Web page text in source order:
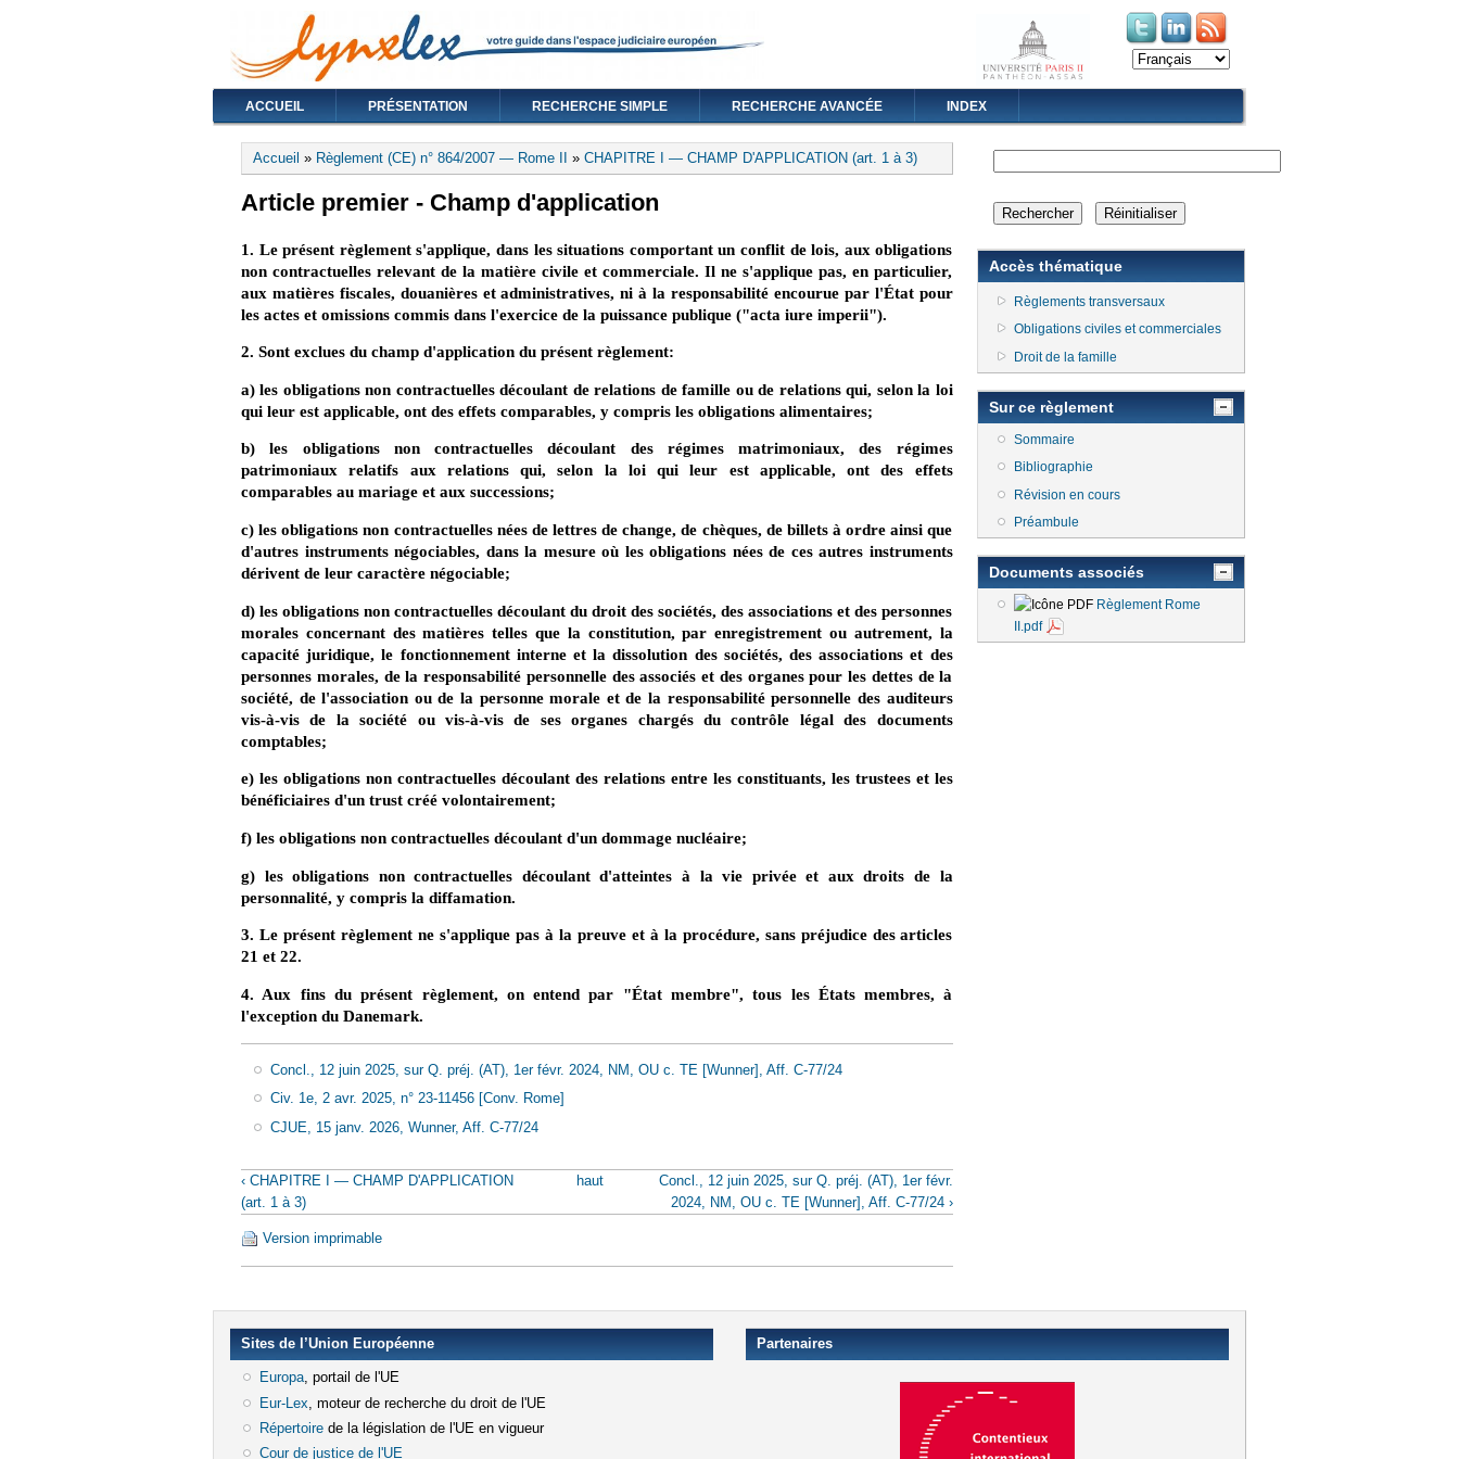
(le lien est externe)
(le lien est externe)
ACCUEIL PRÉSENTATION RECHERCHE SIMPLE RECHERCHE AVANCÉE INDEX
Vous êtes ici
Accueil » Règlement (CE) n° 864/2007 — Rome II » CHAPITRE I — CHAMP D'APPLICATION (art. 1 à 3)
Article premier - Champ d'application
1. Le présent règlement s'applique, dans les situations comportant un conflit de lois, aux obligations
non contractuelles relevant de la matière civile et commerciale. Il ne s'applique pas, en particulier,
aux matières fiscales, douanières et administratives, ni à la responsabilité encourue par l'État pour
les actes et omissions commis dans l'exercice de la puissance publique ("acta iure imperii").
2. Sont exclues du champ d'application du présent règlement:
a) les obligations non contractuelles découlant de relations de famille ou de relations qui, selon la loi
qui leur est applicable, ont des effets comparables, y compris les obligations alimentaires;
b) les obligations non contractuelles découlant des régimes matrimoniaux, des régimes
patrimoniaux relatifs aux relations qui, selon la loi qui leur est applicable, ont des effets
comparables au mariage et aux successions;
c) les obligations non contractuelles nées de lettres de change, de chèques, de billets à ordre ainsi que
d'autres instruments négociables, dans la mesure où les obligations nées de ces autres instruments
dérivent de leur caractère négociable;
d) les obligations non contractuelles découlant du droit des sociétés, des associations et des personnes
morales concernant des matières telles que la constitution, par enregistrement ou autrement, la
capacité juridique, le fonctionnement interne et la dissolution des sociétés, des associations et des
personnes morales, de la responsabilité personnelle des associés et des organes pour les dettes de la
société, de l'association ou de la personne morale et de la responsabilité personnelle des auditeurs
vis-à-vis de la société ou vis-à-vis de ses organes chargés du contrôle légal des documents
comptables;
e) les obligations non contractuelles découlant des relations entre les constituants, les trustees et les
bénéficiaires d'un trust créé volontairement;
f) les obligations non contractuelles découlant d'un dommage nucléaire;
g) les obligations non contractuelles découlant d'atteintes à la vie privée et aux droits de la
personnalité, y compris la diffamation.
3. Le présent règlement ne s'applique pas à la preuve et à la procédure, sans préjudice des articles
21 et 22.
4. Aux fins du présent règlement, on entend par "État membre", tous les États membres, à
l'exception du Danemark.
Concl., 12 juin 2025, sur Q. préj. (AT), 1er févr. 2024, NM, OU c. TE [Wunner], Aff. C-77/24
Civ. 1e, 2 avr. 2025, n° 23-11456 [Conv. Rome]
CJUE, 15 janv. 2026, Wunner, Aff. C-77/24
‹ CHAPITRE I — CHAMP D'APPLICATION
(art. 1 à 3)
haut
Concl., 12 juin 2025, sur Q. préj. (AT), 1er févr.
2024, NM, OU c. TE [Wunner], Aff. C-77/24 ›
Version imprimable
Accès thématique
Règlements transversaux
Obligations civiles et commerciales
Droit de la famille
Sur ce règlement
Sommaire
Bibliographie
Révision en cours
Préambule
Documents associés
Règlement Rome
II.pdf
Sites de l’Union Européenne
Europa(le lien est externe)
, portail de l'UE
Eur-Lex (le lien est externe)
, moteur de recherche du droit de l'UE
Répertoire(le lien est externe)
de la législation de l'UE en vigueur
Cour de justice de l'UE(le lien est externe)
Partenaires